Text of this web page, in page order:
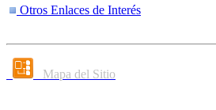
Otros Enlaces de Interés
Mapa del Sitio